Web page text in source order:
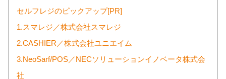
セルフレジのピックアップ[PR]
1.スマレジ／株式会社スマレジ
2.CASHIER／株式会社ユニエイム
3.NeoSarf/POS／NECソリューションイノベータ株式会
社